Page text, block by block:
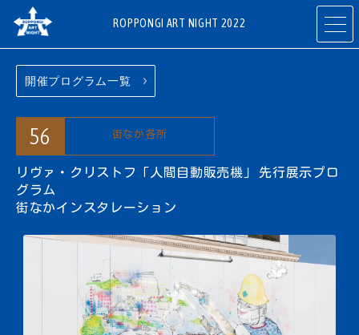
ROPPONGI ART NIGHT 2022
開催概要
プログラム アーティスト
参加ギャラリー
・施設
ART GALLERIES
& FACILITIES
参加店舗
RESTAURANTS
& SHOPS
開催プログラム一覧
56 街なか各所
リヴァ・クリストフ「人間自動販売機」
先行展示プロ
グラム
街なかインスタレーション